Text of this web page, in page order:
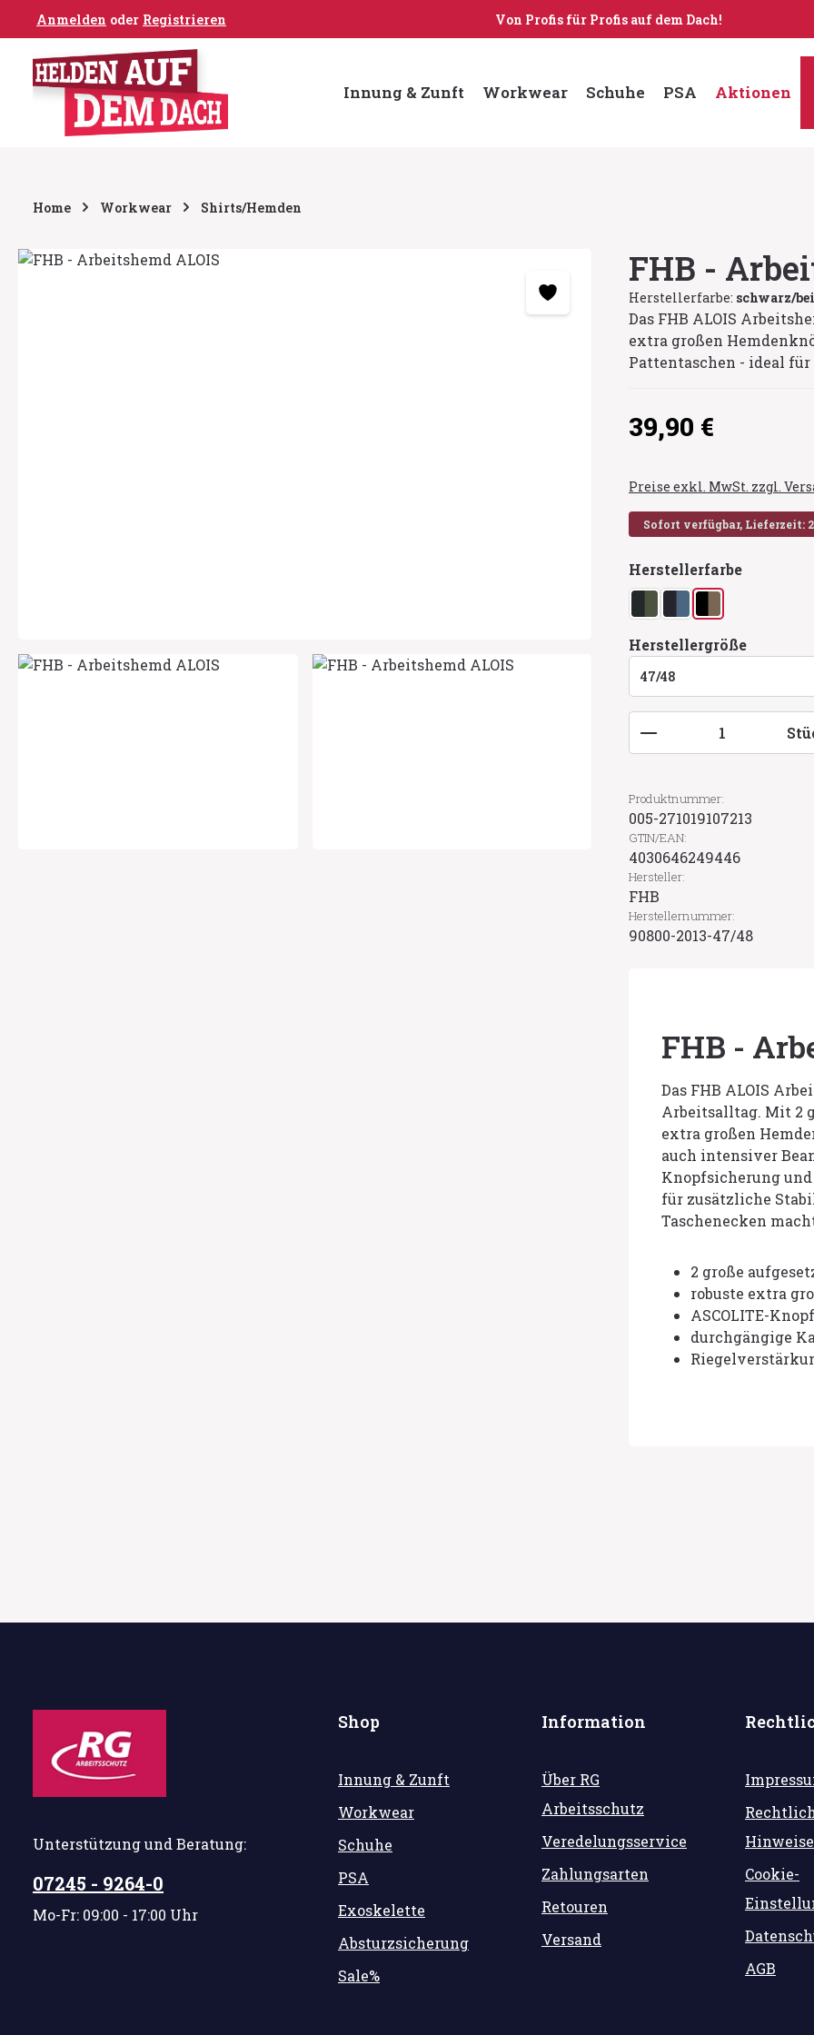
Hauptinhalt springen
Zur Hauptnavigation springen
Anmelden oder Registrieren Von Profis für Profis auf dem Dach!
Innung & Zunft Workwear Schuhe PSA Aktionen
Home Workwear Shirts/Hemden
Bildergalerie überspringen FHB -
Herstellerfarbe: schwarz/
Das FHB ALOIS
extra großen
Pattentaschen - ideal
Regulärer Preis:
39,90 €
Preise exkl. MwSt. zzgl.
Sofort verfügbar, Lieferzeit:
Herstellerfarbe
grün/olivmarine/royalblau
schwarz/beige
Herstellergröße
Produkt Anzahl:
Produktnummer:
005-271019107213
GTIN/EAN:
4030646249446
Hersteller:
FHB
Herstellernummer:
90800-2013-47/48
FHB -
Das FHB ALOIS
Arbeitsalltag. Mit 2
extra großen
auch intensiver
Knopfsicherung
für zusätzliche
Taschenecken
2 große
robuste extra
ASCOLITE-
durchgängige
Unterstützung und Beratung:
07245 - 9264-0
Mo-Fr: 09:00 - 17:00 Uhr
Shop
Innung & Zunft
Workwear
Schuhe
PSA
Exoskelette
Absturzsicherung
Sale%
Information
Über RG
Arbeitsschutz
Veredelungsservice
Zahlungsarten
Retouren
Versand
Hinweise
Cookie-
AGB